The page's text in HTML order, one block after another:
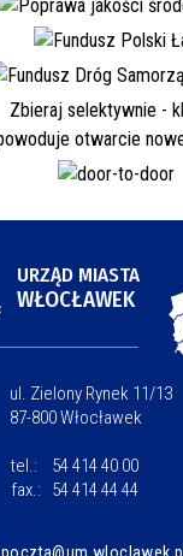
URZĄD MIASTA
WŁOCŁAWEK
ul. Zielony Rynek 11/13
87-800 Włocławek
tel.:
54 414 40 00
fax.:
54 414 44 44
poczta@um.wloclawek.pl